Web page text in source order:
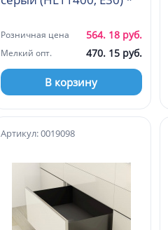
Розничная цена 564. 18 руб.
Мелкий опт. 470. 15 руб.
В корзину
Артикул: 0019098